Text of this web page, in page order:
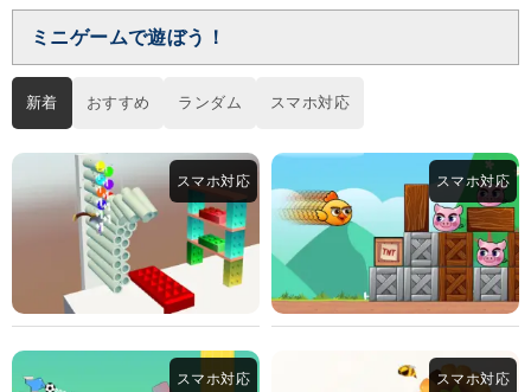
ミニゲームで遊ぼう！
新着 おすすめ ランダム スマホ対応